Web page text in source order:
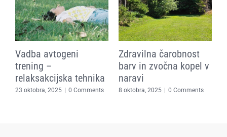
Vadba avtogeni
trening –
relaksakcijska tehnika
23 oktobra, 2025 | 0 Comments
Zdravilna čarobnost
barv in zvočna kopel v
naravi
8 oktobra, 2025 | 0 Comments